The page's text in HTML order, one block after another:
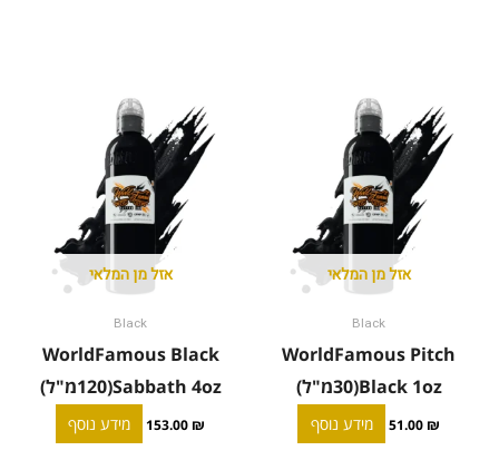
אזל מן המלאי
Black
WorldFamous Pitch
Black 1oz(30מ"ל)
51.00 ₪ מידע נוסף
אזל מן המלאי
Black
WorldFamous Black
Sabbath 4oz(120מ"ל)
153.00 ₪ מידע נוסף